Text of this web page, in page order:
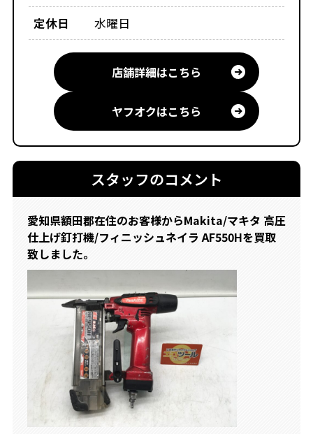
定休日
水曜日
店舗詳細はこちら
ヤフオクはこちら
スタッフのコメント
愛知県額田郡在住のお客様からMakita/マキタ 高圧
仕上げ釘打機/フィニッシュネイラ AF550Hを買取
致しました。